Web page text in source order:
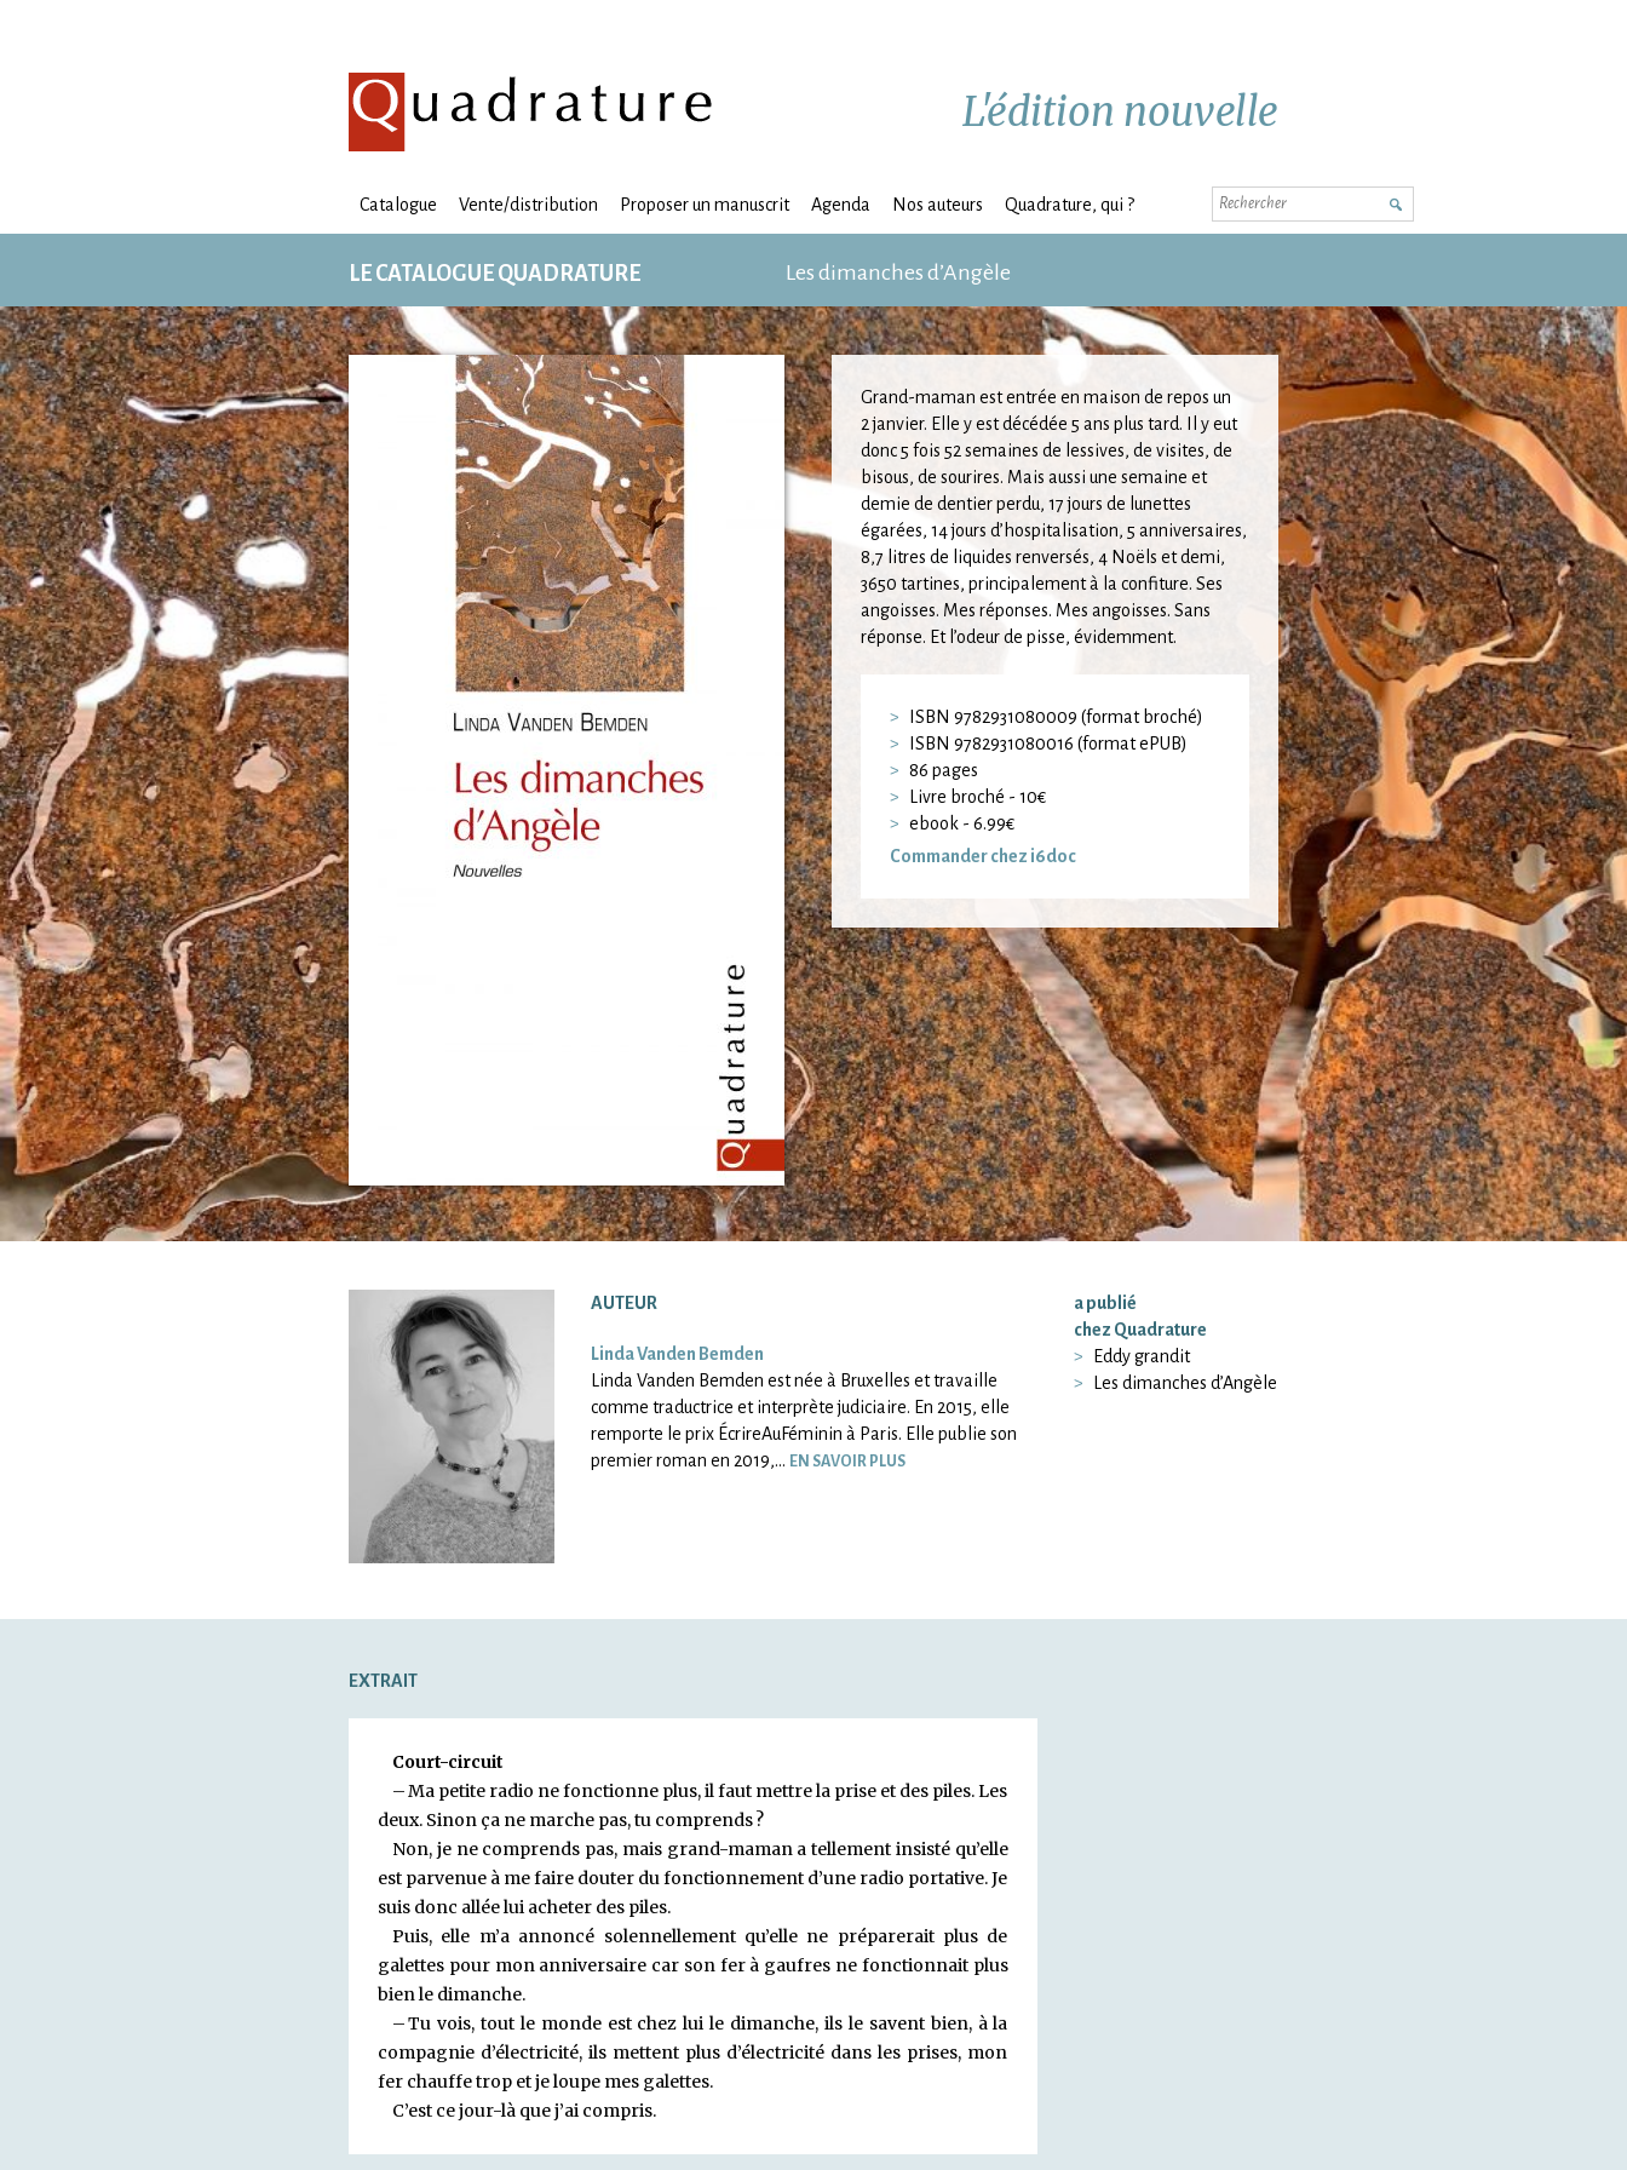
L'édition nouvelle
Rechercher
Catalogue Vente/distribution Proposer un manuscrit Agenda Nos auteurs Quadrature, qui ?
LE CATALOGUE QUADRATURE Les dimanches d’Angèle
Grand-maman est entrée en maison de repos un
2 janvier. Elle y est décédée 5 ans plus tard. Il y eut
donc 5 fois 52 semaines de lessives, de visites, de
bisous, de sourires. Mais aussi une semaine et
demie de dentier perdu, 17 jours de lunettes
égarées, 14 jours d’hospitalisation, 5 anniversaires,
8,7 litres de liquides renversés, 4 Noëls et demi,
3650 tartines, principalement à la confiture. Ses
angoisses. Mes réponses. Mes angoisses. Sans
réponse. Et l’odeur de pisse, évidemment.
ISBN 9782931080009 (format broché)
ISBN 9782931080016 (format ePUB)
86 pages
Livre broché - 10€
ebook - 6.99€
Commander chez i6doc
AUTEUR
Linda Vanden Bemden
Linda Vanden Bemden est née à Bruxelles et travaille
comme traductrice et interprète judiciaire. En 2015, elle
remporte le prix ÉcrireAuFéminin à Paris. Elle publie son
premier roman en 2019,… EN SAVOIR PLUS
a publié
chez Quadrature
Eddy grandit
Les dimanches d’Angèle
EXTRAIT
Court-circuit
– Ma petite radio ne fonctionne plus, il faut mettre la prise et des piles. Les
deux. Sinon ça ne marche pas, tu comprends ?
Non, je ne comprends pas, mais grand-maman a tellement insisté qu’elle
est parvenue à me faire douter du fonctionnement d’une radio portative. Je
suis donc allée lui acheter des piles.
Puis, elle m’a annoncé solennellement qu’elle ne préparerait plus de
galettes pour mon anniversaire car son fer à gaufres ne fonctionnait plus
bien le dimanche.
– Tu vois, tout le monde est chez lui le dimanche, ils le savent bien, à la
compagnie d’électricité, ils mettent plus d’électricité dans les prises, mon
fer chauffe trop et je loupe mes galettes.
C’est ce jour-là que j’ai compris.